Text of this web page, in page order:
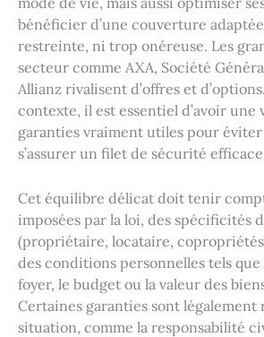
bénéficier d’une couverture
restreinte, ni trop onéreuse. Les
secteur comme AXA, Société
Allianz rivalisent d’offres et
contexte, il est essentiel d’avoir une
garanties vraiment utiles pour
s’assurer un filet de sécurité
Cet équilibre délicat doit tenir
imposées par la loi, des spécificités
(propriétaire, locataire,
des conditions personnelles tels
foyer, le budget ou la valeur des
Certaines garanties sont légalement
situation, comme la responsabilité